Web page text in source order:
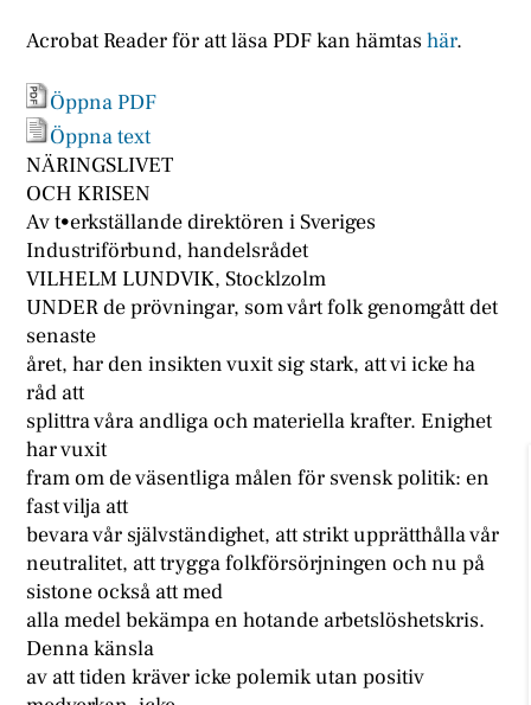
Acrobat Reader för att läsa PDF kan hämtashär.
Öppna PDF
Öppna text
NÄRINGSLIVET
OCH KRISEN
Av t•erkställande direktören i Sveriges
Industriförbund, handelsrådet
VILHELM LUNDVIK, Stocklzolm
UNDER de prövningar, som vårt folk genomgått det
senaste
året, har den insikten vuxit sig stark, att vi icke ha
råd att
splittra våra andliga och materiella krafter. Enighet
har vuxit
fram om de väsentliga målen för svensk politik: en
fast vilja att
bevara vår självständighet, att strikt upprätthålla vår
neutralitet, att trygga folkförsörjningen och nu på
sistone också att med
alla medel bekämpa en hotande arbetslöshetskris.
Denna känsla
av att tiden kräver icke polemik utan positiv